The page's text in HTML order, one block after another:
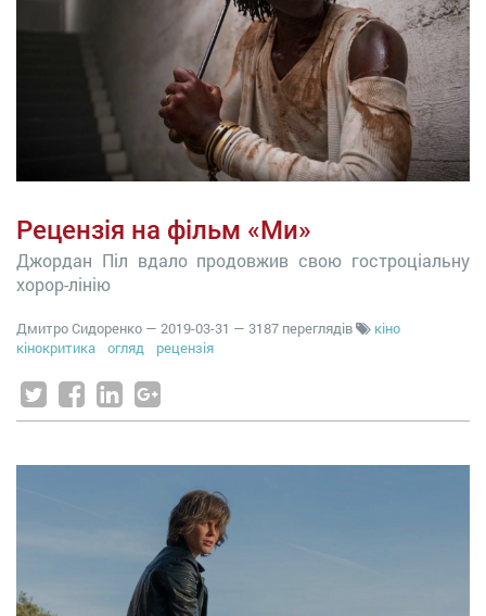
Рецензія на фільм «Ми»
Джордан Піл вдало продовжив свою гостроціальну
хорор-лінію
Дмитро Сидоренко — 2019-03-31 — 3187 переглядів
кіно
кінокритика
огляд рецензія